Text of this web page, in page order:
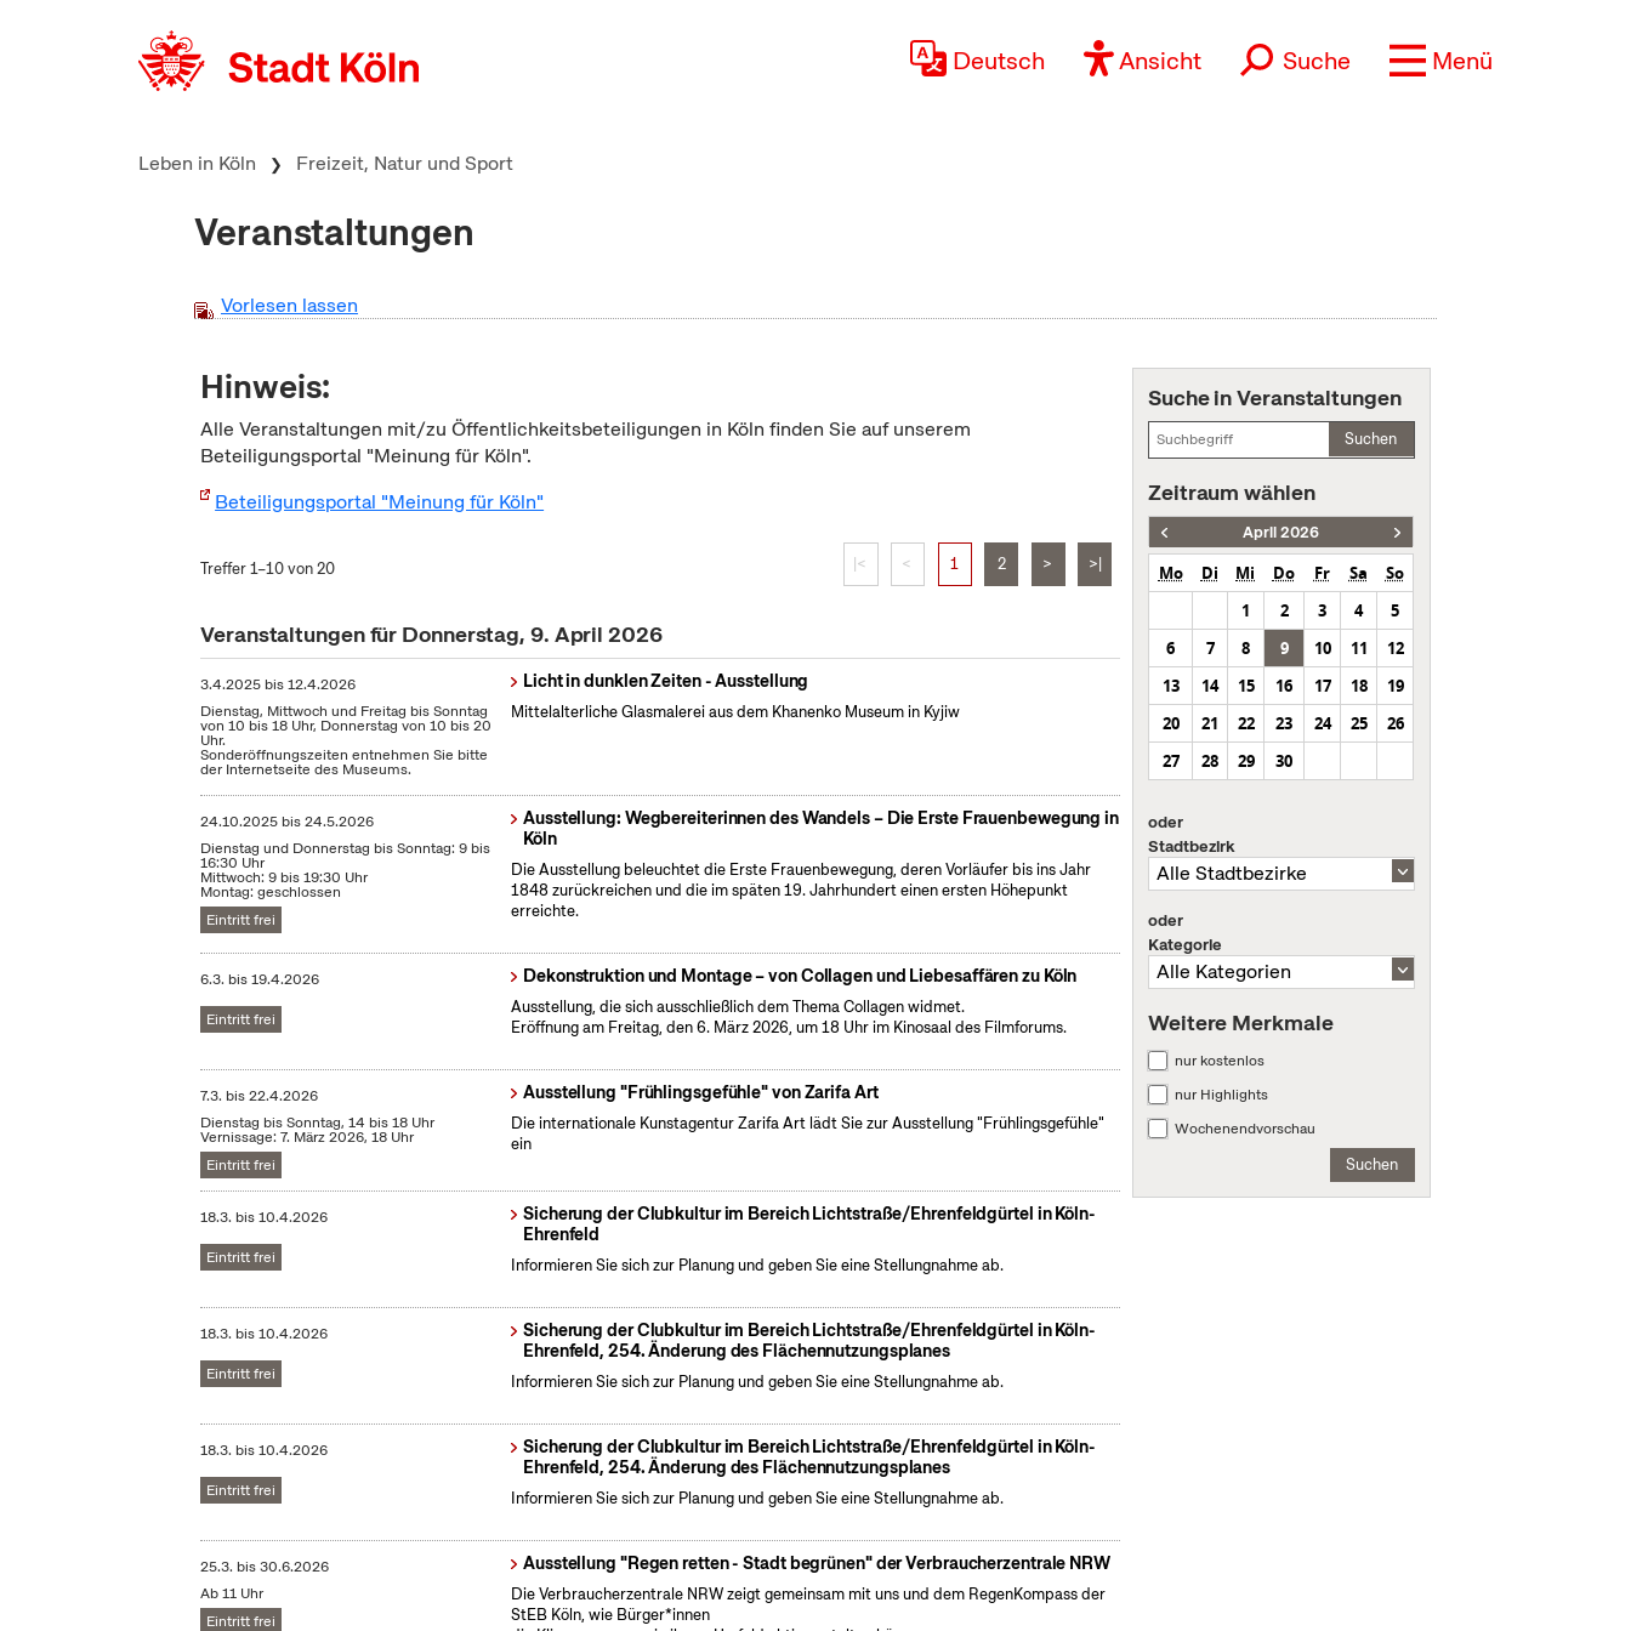
Deutsch Ansicht Suche Menü
Leben in Köln Freizeit, Natur und Sport
Veranstaltungen
Vorlesen lassen
Hinweis:
Alle Veranstaltungen mit/zu Öffentlichkeitsbeteiligungen in Köln finden Sie auf unserem
Beteiligungsportal "Meinung für Köln".
Beteiligungsportal "Meinung für Köln"
Treffer 1–10 von 20 |< < 1 2 > >|
Veranstaltungen für Donnerstag, 9. April 2026
3.4.2025 bis12.4.2026
Dienstag, Mittwoch und Freitag bis Sonntag
von 10 bis 18 Uhr, Donnerstag von 10 bis 20
Uhr.
Sonderöffnungszeiten entnehmen Sie bitte
der Internetseite des Museums.
Licht in dunklen Zeiten - Ausstellung
Mittelalterliche Glasmalerei aus dem Khanenko Museum in Kyjiw
24.10.2025 bis24.5.2026
Dienstag und Donnerstag bis Sonntag: 9 bis
16:30 Uhr
Mittwoch: 9 bis 19:30 Uhr
Montag: geschlossen
Eintritt frei
Ausstellung: Wegbereiterinnen des Wandels – Die Erste Frauenbewegung in
Köln
Die Ausstellung beleuchtet die Erste Frauenbewegung, deren Vorläufer bis ins Jahr
1848 zurückreichen und die im späten 19. Jahrhundert einen ersten Höhepunkt
erreichte.
6.3. bis19.4.2026
Eintritt frei
Dekonstruktion und Montage – von Collagen und Liebesaffären zu Köln
Ausstellung, die sich ausschließlich dem Thema Collagen widmet.
Eröffnung am Freitag, den 6. März 2026, um 18 Uhr im Kinosaal des Filmforums.
7.3. bis22.4.2026
Dienstag bis Sonntag, 14 bis 18 Uhr
Vernissage: 7. März 2026, 18 Uhr
Eintritt frei
Ausstellung "Frühlingsgefühle" von Zarifa Art
Die internationale Kunstagentur Zarifa Art lädt Sie zur Ausstellung "Frühlingsgefühle"
ein
18.3. bis10.4.2026
Eintritt frei
Sicherung der Clubkultur im Bereich Lichtstraße/Ehrenfeldgürtel in Köln-
Ehrenfeld
Informieren Sie sich zur Planung und geben Sie eine Stellungnahme ab.
18.3. bis10.4.2026
Eintritt frei
Sicherung der Clubkultur im Bereich Lichtstraße/Ehrenfeldgürtel in Köln-
Ehrenfeld, 254. Änderung des Flächennutzungsplanes
Informieren Sie sich zur Planung und geben Sie eine Stellungnahme ab.
18.3. bis10.4.2026
Eintritt frei
Sicherung der Clubkultur im Bereich Lichtstraße/Ehrenfeldgürtel in Köln-
Ehrenfeld, 254. Änderung des Flächennutzungsplanes
Informieren Sie sich zur Planung und geben Sie eine Stellungnahme ab.
25.3. bis30.6.2026
Ab 11 Uhr
Eintritt frei
Ausstellung "Regen retten - Stadt begrünen" der Verbraucherzentrale NRW
Die Verbraucherzentrale NRW zeigt gemeinsam mit uns und dem RegenKompass der
StEB Köln, wie Bürger*innen
Suche in Veranstaltungen
Suchen
Zeitraum wählen
April 2026
Mo Di Mi Do Fr Sa
So
1
2 3 4
5
6
7 8 9 10 11
12
13
14 15 16 17 18
19
20
21 22 23 24 25
26
27
28 29 30
oder
Stadtbezirk
oder
Kategorie
Weitere Merkmale
nur kostenlos
nur Highlights
Wochenendvorschau
Suchen